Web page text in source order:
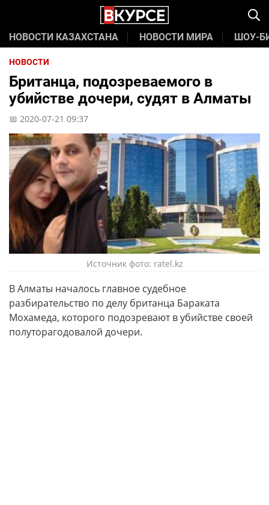
НОВОСТИ КАЗАХСТАНА НОВОСТИ МИРА ШОУ-
НОВОСТИ
Британца, подозреваемого в
убийстве дочери, судят в Алматы
📅 2020-07-21 09:37
Источник фото: ratel.kz
В Алматы началось главное судебное
разбирательство по делу британца Бараката
Мохамеда, которого подозревают в убийстве своей
полуторагодовалой дочери.